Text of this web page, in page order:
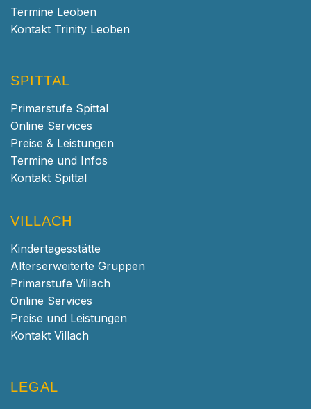
Termine Leoben
Kontakt Trinity Leoben
SPITTAL
Primarstufe Spittal
Online Services
Preise & Leistungen
Termine und Infos
Kontakt Spittal
VILLACH
Kindertagesstätte
Alterserweiterte Gruppen
Primarstufe Villach
Online Services
Preise und Leistungen
Kontakt Villach
LEGAL